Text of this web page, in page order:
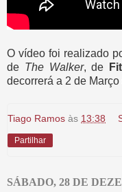
O vídeo foi realizado
de The Walker, de
decorrerá a 2 de Março
Tiago Ramos às 13:38
Partilhar
SÁBADO, 28 DE